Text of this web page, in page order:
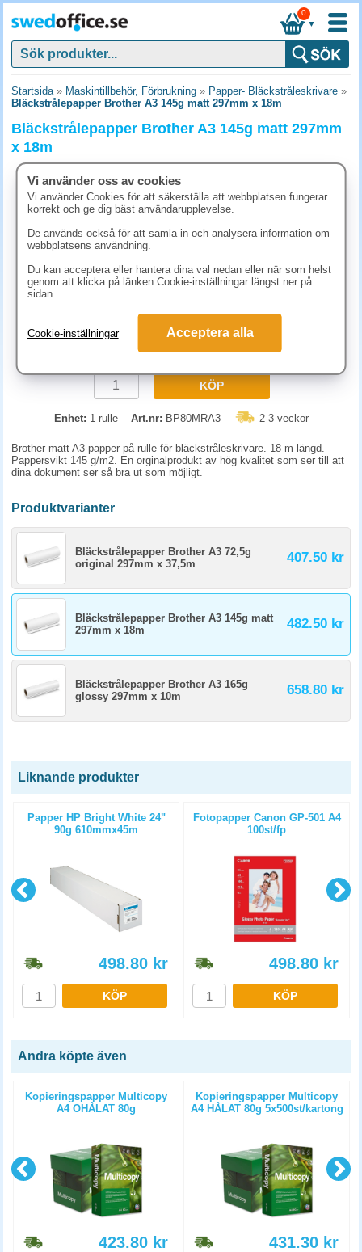
▼
0
Startsida» Maskintillbehör, Förbrukning » Papper- Bläckstråleskrivare »
Bläckstrålepapper Brother A3 145g matt 297mm x 18m
Bläckstrålepapper Brother A3 145g matt 297mm
x 18m
482.50 kr (inkl. moms)
KÖP
Enhet: 1 rulle Art.nr: BP80MRA3 2-3 veckor
Brother matt A3-papper på rulle för bläckstråleskrivare. 18 m längd.
Pappersvikt 145 g/m2. En orginalprodukt av hög kvalitet som ser till att
dina dokument ser så bra ut som möjligt.
Produktvarianter
Bläckstrålepapper Brother A3 72,5g
original 297mm x 37,5m
407.50 kr
Bläckstrålepapper Brother A3 145g matt
297mm x 18m
482.50 kr
Bläckstrålepapper Brother A3 165g
glossy 297mm x 10m
658.80 kr
Liknande produkter
Papper HP Bright White 24"
90g 610mmx45m
498.80 kr
KÖP
Fotopapper Canon GP-501 A4
100st/fp
498.80 kr
KÖP
Andra köpte även
Kopieringspapper Multicopy
A4 OHÅLAT 80g
423.80 kr
Kopieringspapper Multicopy
A4 HÅLAT 80g 5x500st/kartong
431.30 kr
Vi använder oss av cookies
Vi använder Cookies för att säkerställa att webbplatsen fungerar
korrekt och ge dig bäst användarupplevelse.
De används också för att samla in och analysera information om
webbplatsens användning.
Du kan acceptera eller hantera dina val nedan eller när som helst
genom att klicka på länken Cookie-inställningar längst ner på
sidan.
Cookie-inställningar Acceptera alla